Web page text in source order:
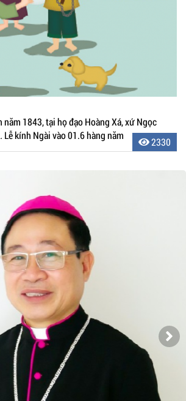
năm 1843, tại họ đạo Hoàng Xá, xứ Ngọc
kính Ngài vào 01.6 hàng năm
2330